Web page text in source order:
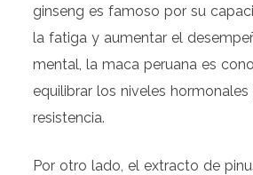
ginseng es famoso por su
la fatiga y aumentar el
mental, la maca peruana es
equilibrar los niveles
resistencia.
Por otro lado, el extracto de